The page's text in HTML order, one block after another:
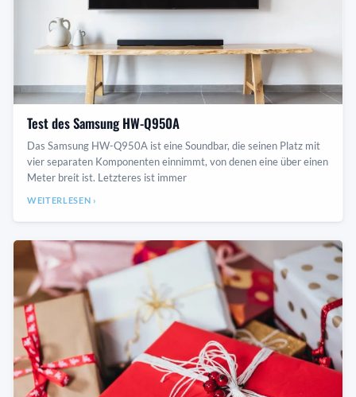
Test des Samsung HW-Q950A
Das Samsung HW-Q950A ist eine Soundbar, die seinen Platz mit
vier separaten Komponenten einnimmt, von denen eine über einen
Meter breit ist. Letzteres ist immer
WEITERLESEN ›